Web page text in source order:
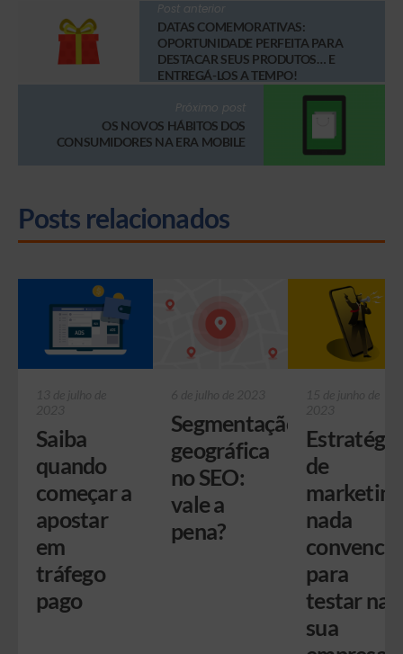
Post anterior
DATAS COMEMORATIVAS:
OPORTUNIDADE PERFEITA PARA
DESTACAR SEUS PRODUTOS… E
ENTREGÁ-LOS A TEMPO!
Próximo post
OS NOVOS HÁBITOS DOS
CONSUMIDORES NA ERA MOBILE
Posts relacionados
Saiba
quando
começar a
apostar
em
tráfego
pago
Segmentação
geográfica
no SEO:
vale a
pena?
de
marketing
nada
para
testar na
sua